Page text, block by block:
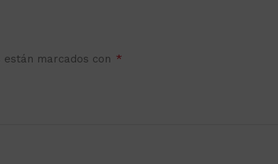
marcados con *